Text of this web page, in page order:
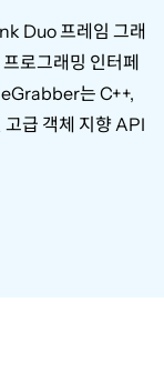
Duo프레임 그래
로그래밍 인터페
는 C++,
급 객체 지향 API